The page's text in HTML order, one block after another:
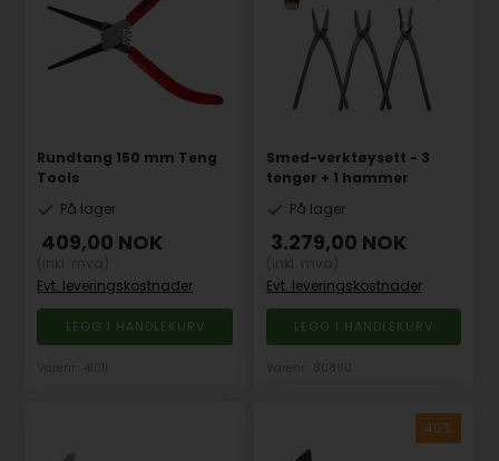
Rundtang 150 mm Teng
Tools
På lager
409,00 NOK
Evt. leveringskostnader
Smed-verktøysett - 3
tenger + 1 hammer
På lager
3.279,00 NOK
Evt. leveringskostnader